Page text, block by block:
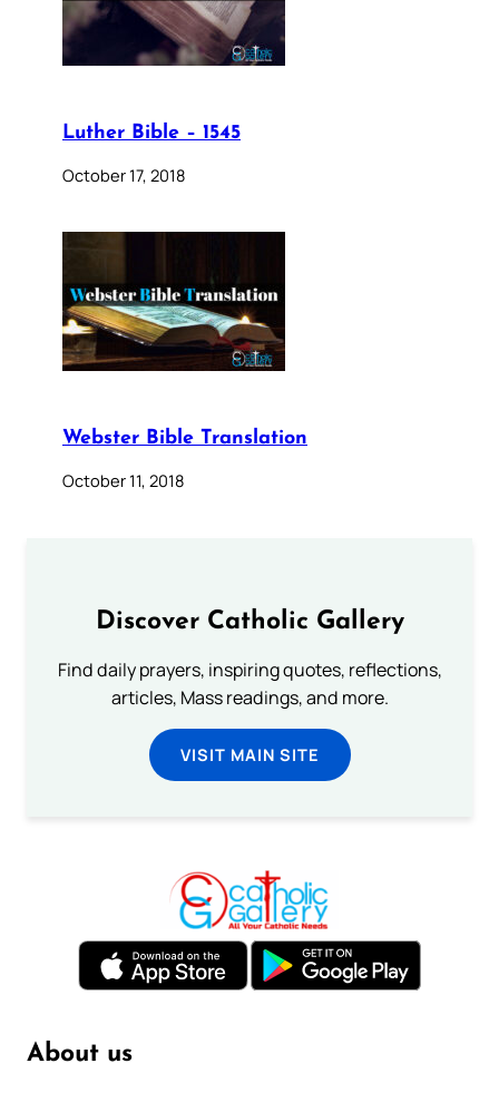
Luther Bible – 1545
October 17, 2018
Webster Bible Translation
October 11, 2018
Discover Catholic Gallery
Find daily prayers, inspiring quotes, reflections,
articles, Mass readings, and more.
VISIT MAIN SITE
About us